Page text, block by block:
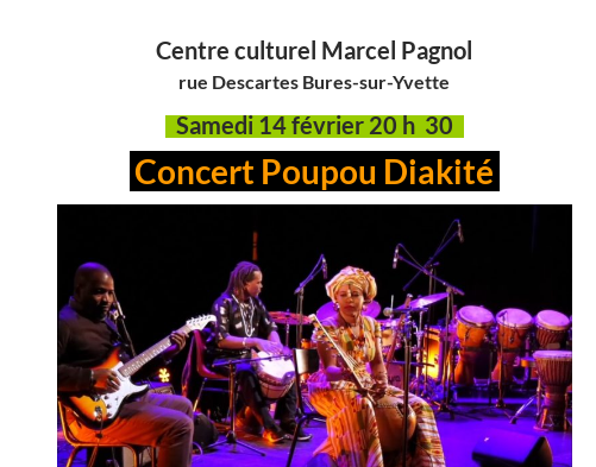
Centre culturel Marcel Pagnol
rue Descartes Bures-sur-Yvette
Samedi 14 février 20 h 30
Concert Poupou Diakité